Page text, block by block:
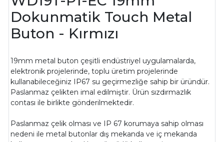
Dokunmatik Touch Metal
Buton - Kırmızı
19mm metal buton çeşitli endüstriyel uygulamalarda,
elektronik projelerinde, toplu üretim projelerinde
kullanabileceğiniz IP67 su geçirmezliğe sahip bir üründür.
Paslanmaz çelikten imal edilmiştir. Ürün sızdırmazlık
contası ile birlikte gönderilmektedir.
Paslanmaz çelik olması ve IP 67 korumaya sahip olması
nedeni ile metal butonlar dış mekanda ve iç mekanda